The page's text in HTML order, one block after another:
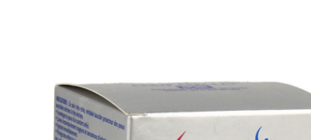
Coup D'eclat